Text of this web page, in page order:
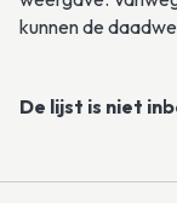
kunnen de
De lijst is niet